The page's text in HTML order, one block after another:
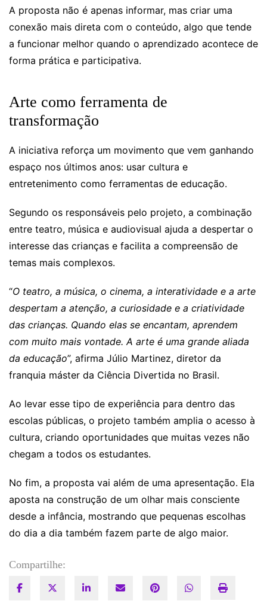
A proposta não é apenas informar, mas criar uma
conexão mais direta com o conteúdo, algo que tende
a funcionar melhor quando o aprendizado acontece de
forma prática e participativa.
Arte como ferramenta de
transformação
A iniciativa reforça um movimento que vem ganhando
espaço nos últimos anos: usar cultura e
entretenimento como ferramentas de educação.
Segundo os responsáveis pelo projeto, a combinação
entre teatro, música e audiovisual ajuda a despertar o
interesse das crianças e facilita a compreensão de
temas mais complexos.
“O teatro, a música, o cinema, a interatividade e a arte
despertam a atenção, a curiosidade e a criatividade
das crianças. Quando elas se encantam, aprendem
com muito mais vontade. A arte é uma grande aliada
da educação”, afirma Júlio Martinez, diretor da
franquia máster da Ciência Divertida no Brasil.
Ao levar esse tipo de experiência para dentro das
escolas públicas, o projeto também amplia o acesso à
cultura, criando oportunidades que muitas vezes não
chegam a todos os estudantes.
No fim, a proposta vai além de uma apresentação. Ela
aposta na construção de um olhar mais consciente
desde a infância, mostrando que pequenas escolhas
do dia a dia também fazem parte de algo maior.
Compartilhe: